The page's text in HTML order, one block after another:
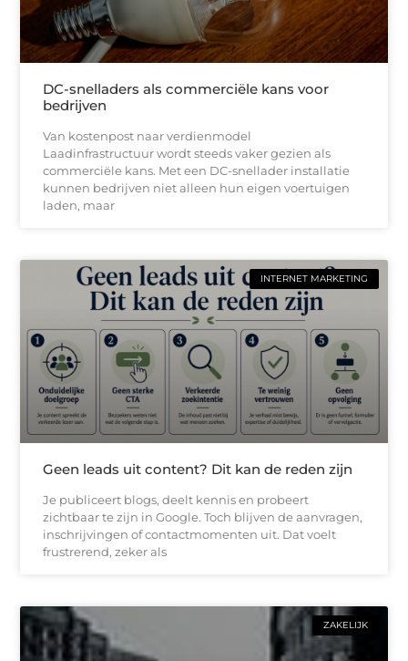
DC-snelladers als commerciële kans voor
bedrijven
Van kostenpost naar verdienmodel
Laadinfrastructuur wordt steeds vaker gezien als
commerciële kans. Met een DC-snellader installatie
kunnen bedrijven niet alleen hun eigen voertuigen
laden, maar
INTERNET MARKETING
Geen leads uit content? Dit kan de reden zijn
Je publiceert blogs, deelt kennis en probeert
zichtbaar te zijn in Google. Toch blijven de aanvragen,
inschrijvingen of contactmomenten uit. Dat voelt
frustrerend, zeker als
ZAKELIJK